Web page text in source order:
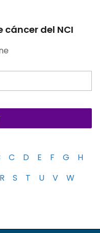
cáncer del NCI
C D E F G
H
R S T U V
W